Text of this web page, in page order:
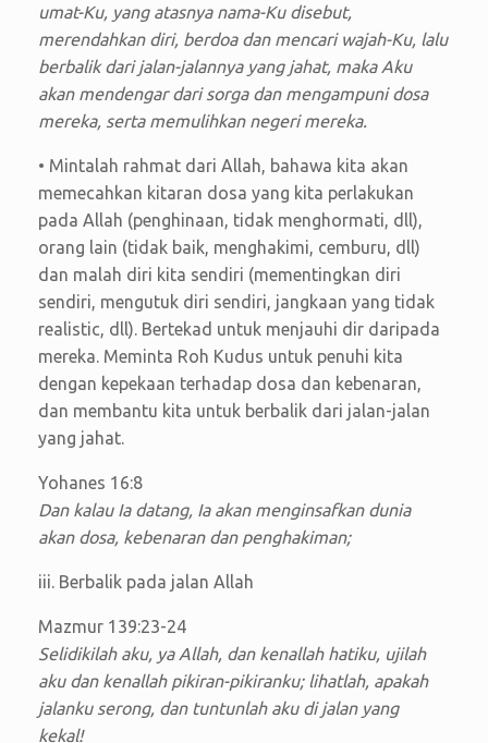
umat-Ku, yang atasnya nama-Ku disebut,
merendahkan diri, berdoa dan mencari wajah-Ku, lalu
berbalik dari jalan-jalannya yang jahat, maka Aku
akan mendengar dari sorga dan mengampuni dosa
mereka, serta memulihkan negeri mereka.
• Mintalah rahmat dari Allah, bahawa kita akan
memecahkan kitaran dosa yang kita perlakukan
pada Allah (penghinaan, tidak menghormati, dll),
orang lain (tidak baik, menghakimi, cemburu, dll)
dan malah diri kita sendiri (mementingkan diri
sendiri, mengutuk diri sendiri, jangkaan yang tidak
realistic, dll). Bertekad untuk menjauhi dir daripada
mereka. Meminta Roh Kudus untuk penuhi kita
dengan kepekaan terhadap dosa dan kebenaran,
dan membantu kita untuk berbalik dari jalan-jalan
yang jahat.
Yohanes 16:8
Dan kalau Ia datang, Ia akan menginsafkan dunia
akan dosa, kebenaran dan penghakiman;
iii. Berbalik pada jalan Allah
Mazmur 139:23-24
Selidikilah aku, ya Allah, dan kenallah hatiku, ujilah
aku dan kenallah pikiran-pikiranku; lihatlah, apakah
jalanku serong, dan tuntunlah aku di jalan yang
kekal!